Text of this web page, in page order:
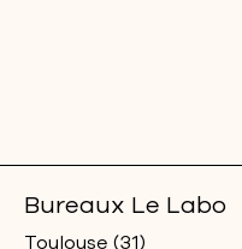
Bureaux Le Labo
Toulouse (31)